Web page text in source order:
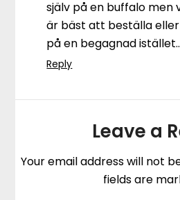
själv på en buffalo men
är bäst att beställa
på en begagnad istället..
Reply
Leave a
Your email address will not
fields are